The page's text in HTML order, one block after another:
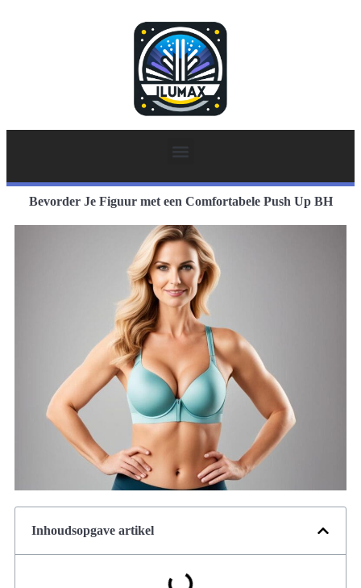
Bevorder Je Figuur met een Comfortabele Push Up BH
Inhoudsopgave artikel